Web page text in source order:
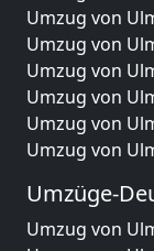
Umzug von
Umzug von
Umzug von
Umzug von
Umzug von
Umzug von
Umzüge-
Umzug von